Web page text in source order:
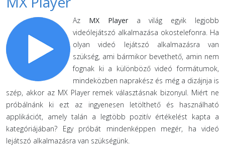
Az MX Playera világ egyik legjobb
videólejátszó alkalmazása okostelefonra. Ha
olyan videó lejátszó alkalmazásra van
szükség, ami bármikor bevethető, amin nem
fognak ki a különböző videó formátumok,
mindeközben naprakész és még a dizájnja is
szép, akkor az MX Player remek választásnak bizonyul. Miért ne
próbálnánk ki ezt az ingyenesen letölthető és használható
applikációt, amely talán a legtöbb pozitív értékelést kapta a
kategóriájában? Egy próbát mindenképpen megér, ha videó
lejátszó alkalmazásra van szükségünk.